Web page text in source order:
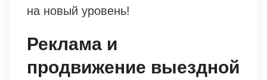
на новый уровень!
Реклама и
продвижение выездной